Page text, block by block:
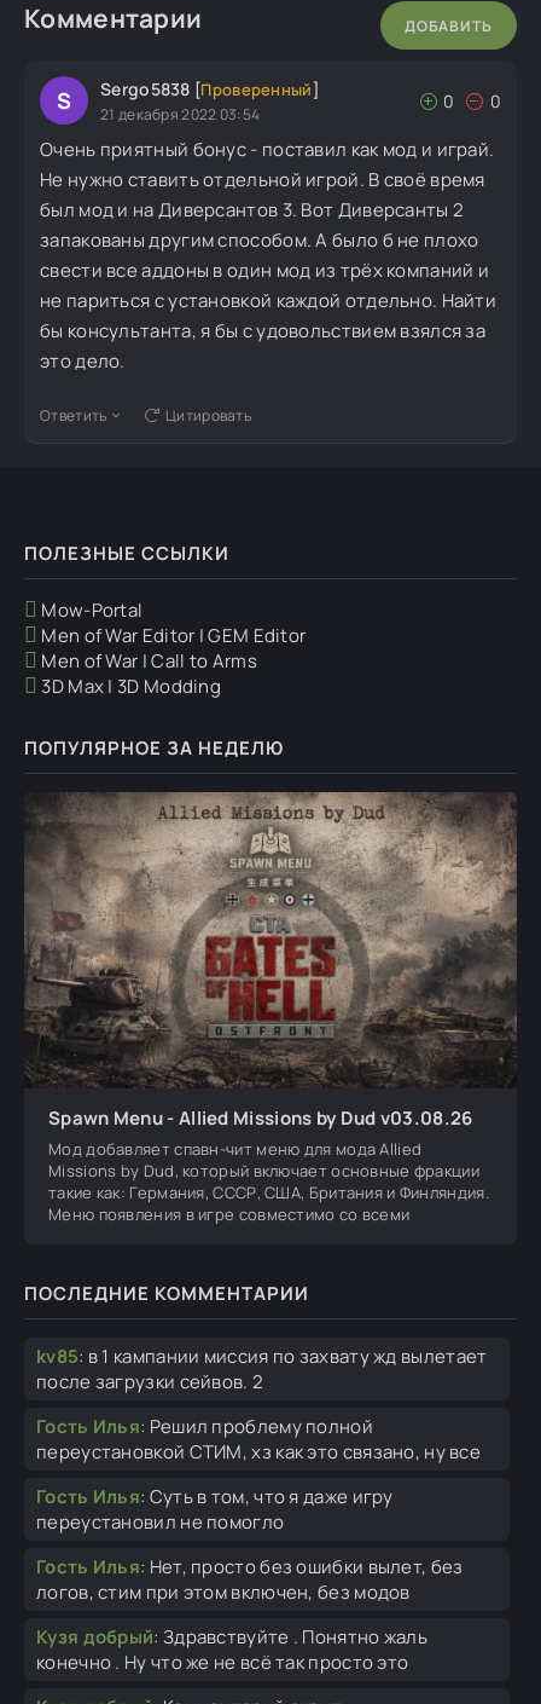
Комментарии ДОБАВИТЬ
S Sergo5838 [Проверенный]
21 декабря 2022 03:54
0 0
Очень приятный бонус - поставил как мод и играй.
Не нужно ставить отдельной игрой. В своё время
был мод и на Диверсантов 3. Вот Диверсанты 2
запакованы другим способом. А было б не плохо
свести все аддоны в один мод из трёх компаний и
не париться с установкой каждой отдельно. Найти
бы консультанта, я бы с удовольствием взялся за
это дело.
Ответить Цитировать
ПОЛЕЗНЫЕ ССЫЛКИ
Mow-Portal
Men of War Editor | GEM Editor
Men of War | Call to Arms
3D Max | 3D Modding
ПОПУЛЯРНОЕ ЗА НЕДЕЛЮ
Spawn Menu - Allied Missions by Dud v03.08.26
Мод добавляет спавн-чит меню для мода Allied
Missions by Dud, который включает основные фракции
такие как: Германия, СССР, США, Британия и Финляндия.
Меню появления в игре совместимо со всеми
ПОСЛЕДНИЕ КОММЕНТАРИИ
kv85: в 1 кампании миссия по захвату жд вылетает
после загрузки сейвов. 2
Гость Илья: Решил проблему полной
переустановкой СТИМ, хз как это связано, ну все
Гость Илья: Суть в том, что я даже игру
переустановил не помогло
Гость Илья: Нет, просто без ошибки вылет, без
логов, стим при этом включен, без модов
Кузя добрый: Здравствуйте . Понятно жаль
конечно . Ну что же не всё так просто это